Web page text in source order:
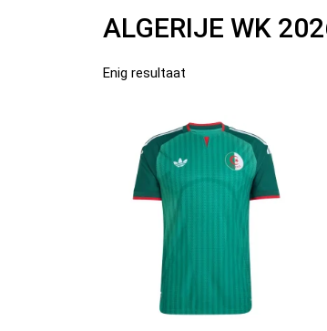
ALGERIJE WK
Enig resultaat